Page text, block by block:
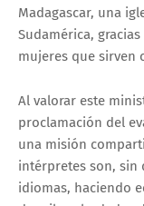
Madagascar, una
Sudamérica,
mujeres que sirven
Al valorar este
proclamación del
una misión
intérpretes son, sin
idiomas, haciendo